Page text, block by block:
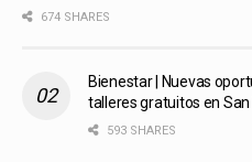
674 SHARES
Bienestar | Nuevas
talleres gratuitos en
593 SHARES